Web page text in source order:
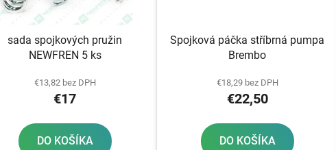
sada spojkových pružin
NEWFREN 5 ks
€13,82 bez DPH
€17
DO KOŠÍKA
Spojková páčka stříbrná pumpa
Brembo
€18,29 bez DPH
€22,50
DO KOŠÍKA